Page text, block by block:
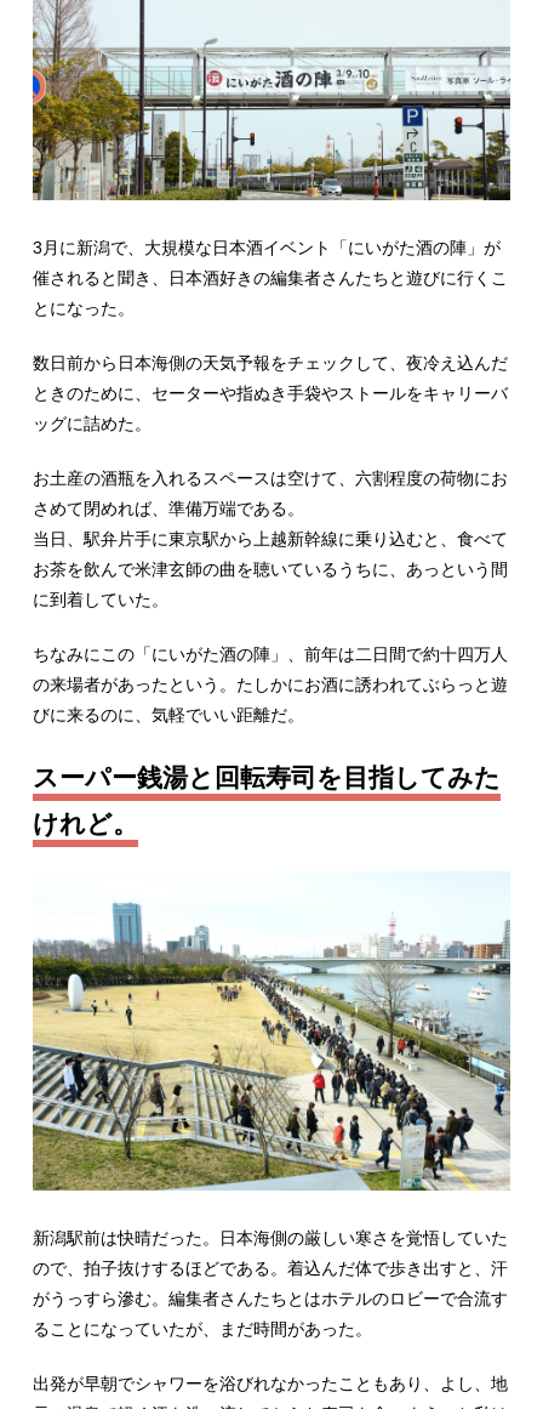
3月に新潟で、大規模な日本酒イベント「にいがた酒の陣」が
催されると聞き、日本酒好きの編集者さんたちと遊びに行くこ
とになった。
数日前から日本海側の天気予報をチェックして、夜冷え込んだ
ときのために、セーターや指ぬき手袋やストールをキャリーバ
ッグに詰めた。
お土産の酒瓶を入れるスペースは空けて、六割程度の荷物にお
さめて閉めれば、準備万端である。
当日、駅弁片手に東京駅から上越新幹線に乗り込むと、食べて
お茶を飲んで米津玄師の曲を聴いているうちに、あっという間
に到着していた。
ちなみにこの「にいがた酒の陣」、前年は二日間で約十四万人
の来場者があったという。たしかにお酒に誘われてぶらっと遊
びに来るのに、気軽でいい距離だ。
スーパー銭湯と回転寿司を目指してみた
けれど。
新潟駅前は快晴だった。日本海側の厳しい寒さを覚悟していた
ので、拍子抜けするほどである。着込んだ体で歩き出すと、汗
がうっすら滲む。編集者さんたちとはホテルのロビーで合流す
ることになっていたが、まだ時間があった。
出発が早朝でシャワーを浴びれなかったこともあり、よし、地